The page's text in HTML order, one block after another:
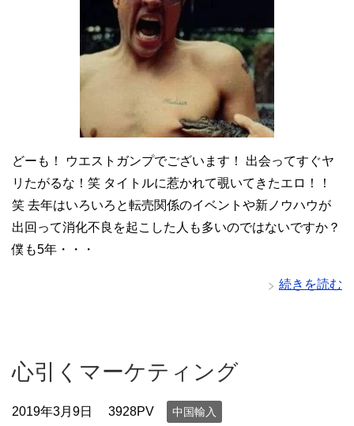
どーも！ ウエストガンプでございます！ 出会ってすぐヤ
リたがるな！笑 タイトルに惹かれて覗いてきたエロ！！
笑 去年はいろいろと転売関係のイベントや新ノウハウが
出回って消化不良を起こした人も多いのではないですか？
僕も5年・・・
続きを読む
心引くマーケティング
2019年3月9日 3928PV 中国輸入